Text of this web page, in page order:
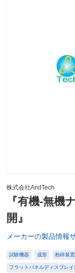
株式会社AndTech
『有機-無機
開』
メーカーの製品情報
試験機器 成形 粉砕装置
フラットパネルディスプレ